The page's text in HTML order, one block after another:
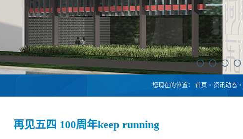
您现在的位置： 首页 > 资讯动态 >
再见五四 100周年keep running